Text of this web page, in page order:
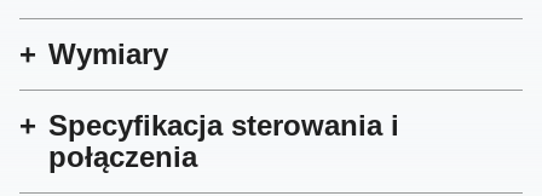
Wymiary
Specyfikacja sterowania i
połączenia